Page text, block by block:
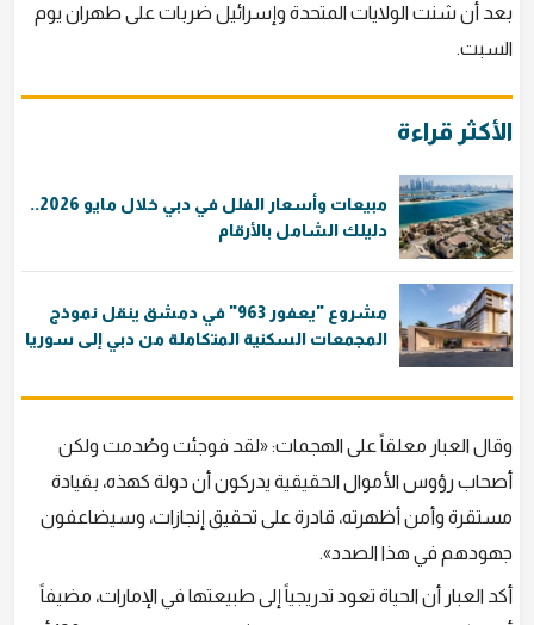
بعد أن شنت الولايات المتحدة وإسرائيل ضربات على طهران يوم
السبت.
الأكثر قراءة
مبيعات وأسعار الفلل في دبي خلال مايو 2026..
دليلك الشامل بالأرقام
مشروع "يعفور 963" في دمشق ينقل نموذج
المجمعات السكنية المتكاملة من دبي إلى سوريا
وقال العبار معلقاً على الهجمات: «لقد فوجئت وصُدمت ولكن
أصحاب رؤوس الأموال الحقيقية يدركون أن دولة كهذه، بقيادة
مستقرة وأمن أظهرته، قادرة على تحقيق إنجازات، وسيضاعفون
جهودهم في هذا الصدد».
أكد العبار أن الحياة تعود تدريجياً إلى طبيعتها في الإمارات، مضيفاً